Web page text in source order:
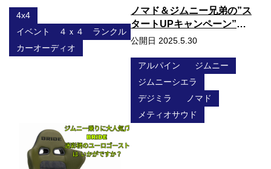
4x4
イベント ４ｘ４ ランクル ジムニー デリカ ＪＡＯＳ
カーオーディオ
ノマド＆ジムニー兄弟の”ス
タートUPキャンペーン”を
開催中♫
公開日 2025.5.30
アルパイン
ジムニー
ジムニーシエラ
デジミラ
ノマド
メティオサウド